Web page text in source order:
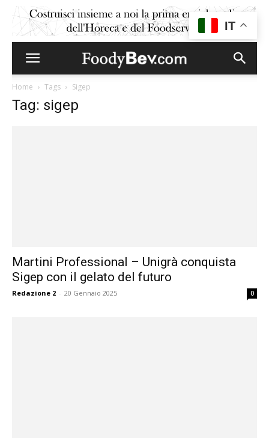
Home Tags Sigep
Tag: sigep
Martini Professional – Unigrà conquista
Sigep con il gelato del futuro
Redazione 2 - 20 Gennaio 2025 0
IT